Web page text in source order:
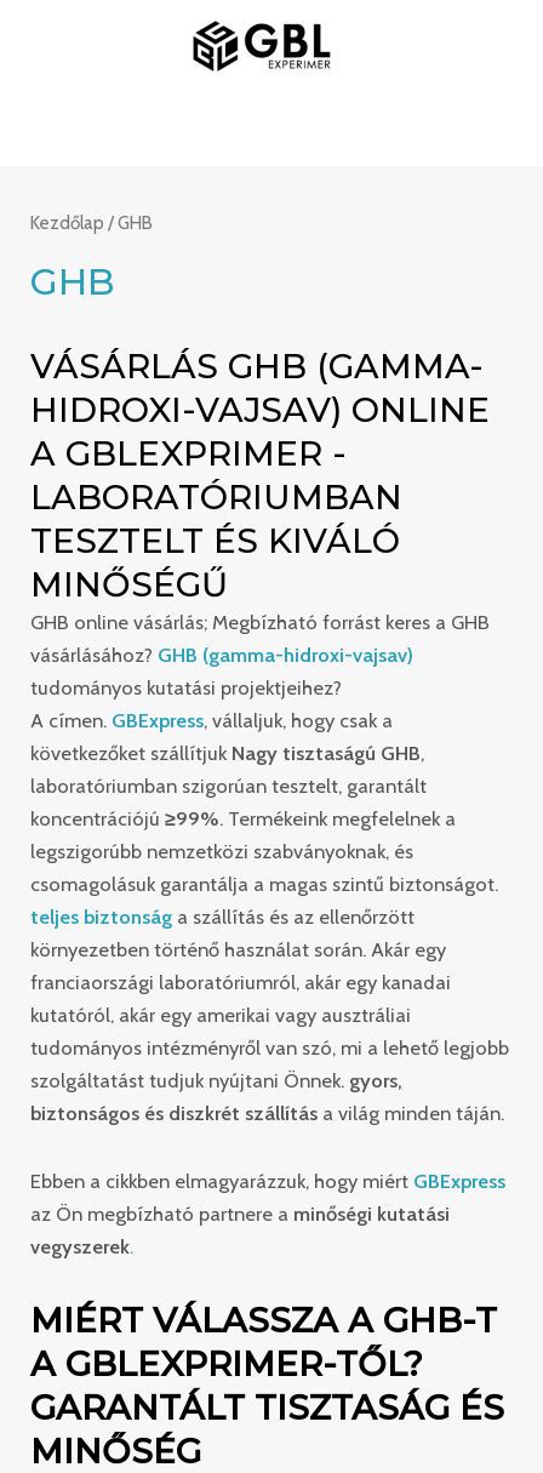
FŐMENÜ
Kezdőlap / GHB
GHB
VÁSÁRLÁS GHB (GAMMA-
HIDROXI-VAJSAV) ONLINE
A GBLEXPRIMER -
LABORATÓRIUMBAN
TESZTELT ÉS KIVÁLÓ
MINŐSÉGŰ
GHB online vásárlás; Megbízható forrást keres a GHB
vásárlásához? GHB (gamma-hidroxi-vajsav)
tudományos kutatási projektjeihez?
A címen. GBExpress, vállaljuk, hogy csak a
következőket szállítjuk Nagy tisztaságú GHB,
laboratóriumban szigorúan tesztelt, garantált
koncentrációjú≥99%. Termékeink megfelelnek a
legszigorúbb nemzetközi szabványoknak, és
csomagolásuk garantálja a magas szintű biztonságot.
teljes biztonság a szállítás és az ellenőrzött
környezetben történő használat során. Akár egy
franciaországi laboratóriumról, akár egy kanadai
kutatóról, akár egy amerikai vagy ausztráliai
tudományos intézményről van szó, mi a lehető legjobb
szolgáltatást tudjuk nyújtani Önnek. gyors,
biztonságos és diszkrét szállítás a világ minden táján.
Ebben a cikkben elmagyarázzuk, hogy miért GBExpress
az Ön megbízható partnere a minőségi kutatási
vegyszerek.
MIÉRT VÁLASSZA A GHB-T
A GBLEXPRIMER-TŐL?
GARANTÁLT TISZTASÁG ÉS
MINŐSÉG